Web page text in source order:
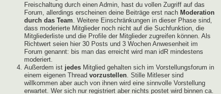
Freischaltung durch einen Admin, hast du vollen Zugriff auf das
Forum, allerdings erscheinen deine Beiträge erst nach Moderation
durch das Team. Weitere Einschränkungen in dieser Phase sind,
dass moderierte Mitglieder noch nicht auf die Suchfunktion, die
Mitgliederliste und die Profile der Mitglieder zugreifen können. Als
Richtwert seien hier 30 Posts und 3 Wochen Anwesenheit im
Forum genannt: bis man das erreicht wird man idR mindestens
moderiert.
Außerdem ist jedes Mitglied gehalten sich im Vorstellungsforum in
einem eigenen Thread vorzustellen. Stille Mitleser sind
willkommen aber auch von ihnen wird eine sinnvolle Vorstellung
erwartet. Wer sich nur registriert aber nichts postet wird binnen ca.